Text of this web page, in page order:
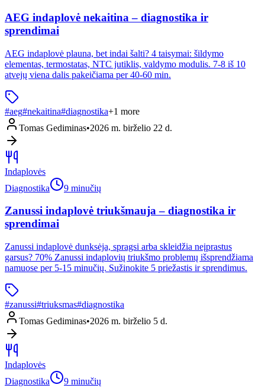
AEG indaplovė nekaitina – diagnostika ir
sprendimai
AEG indaplovė plauna, bet indai šalti? 4 taisymai: šildymo
elementas, termostatas, NTC jutiklis, valdymo modulis. 7-8 iš 10
atvejų viena dalis pakeičiama per 40-60 min.
#aeg#nekaitina#diagnostika+1 more
Tomas Gediminas•2026 m. birželio 22 d.
Indaplovės
Diagnostika
9 minučių
Zanussi indaplovė triukšmauja – diagnostika ir
sprendimai
Zanussi indaplovė dunksėja, spragsi arba skleidžia neįprastus
garsus? 70% Zanussi indaplovių triukšmo problemų išsprendžiama
namuose per 5-15 minučių. Sužinokite 5 priežastis ir sprendimus.
#zanussi#triuksmas#diagnostika
Tomas Gediminas•2026 m. birželio 5 d.
Indaplovės
Diagnostika
9 minučių